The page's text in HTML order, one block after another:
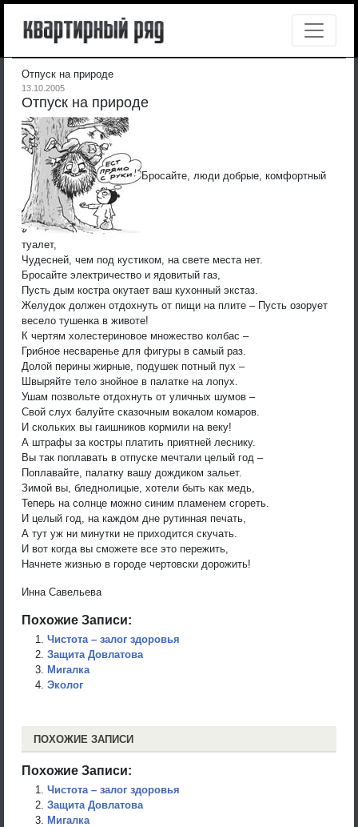
Отпуск на природе
13.10.2005
Отпуск на природе
Бросайте, люди добрые, комфортный
туалет,
Чудесней, чем под кустиком, на свете места нет.
Бросайте электричество и ядовитый газ,
Пусть дым костра окутает ваш кухонный экстаз.
Желудок должен отдохнуть от пищи на плите – Пусть озорует
весело тушенка в животе!
К чертям холестериновое множество колбас –
Грибное несваренье для фигуры в самый раз.
Долой перины жирные, подушек потный пух –
Швыряйте тело знойное в палатке на лопух.
Ушам позвольте отдохнуть от уличных шумов –
Свой слух балуйте сказочным вокалом комаров.
И скольких вы гаишников кормили на веку!
А штрафы за костры платить приятней леснику.
Вы так поплавать в отпуске мечтали целый год –
Поплавайте, палатку вашу дождиком зальет.
Зимой вы, бледнолицые, хотели быть как медь,
Теперь на солнце можно синим пламенем сгореть.
И целый год, на каждом дне рутинная печать,
А тут уж ни минутки не приходится скучать.
И вот когда вы сможете все это пережить,
Начнете жизнью в городе чертовски дорожить!
Инна Савельева
Похожие Записи:
Чистота – залог здоровья
Защита Довлатова
Мигалка
Эколог
ПОХОЖИЕ ЗАПИСИ
Похожие Записи:
Чистота – залог здоровья
Защита Довлатова
Мигалка